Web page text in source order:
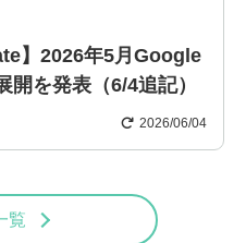
】2026年5月Google
を発表（6/4追記）
2026/06/04
覧